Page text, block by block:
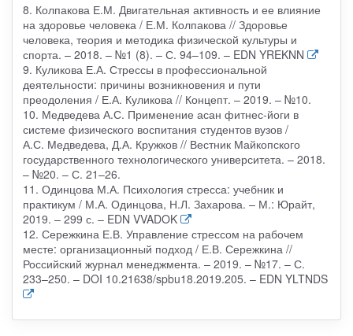
8. Колпакова Е.М. Двигательная активность и ее влияние
на здоровье человека / Е.М. Колпакова // Здоровье
человека, теория и методика физической культуры и
спорта. – 2018. – №1 (8). – С. 94–109. – EDN YREKNN
9. Куликова Е.А. Стрессы в профессиональной
деятельности: причины возникновения и пути
преодоления / Е.А. Куликова // Концепт. – 2019. – №10.
10. Медведева А.С. Применение асан фитнес-йоги в
системе физического воспитания студентов вузов /
А.С. Медведева, Д.А. Кружков // Вестник Майкопского
государственного технологического университета. – 2018.
– №20. – С. 21–26.
11. Одинцова М.А. Психология стресса: учебник и
практикум / М.А. Одинцова, Н.Л. Захарова. – М.: Юрайт,
2019. – 299 с. – EDN VVADOK
12. Сережкина Е.В. Управление стрессом на рабочем
месте: организационный подход / Е.В. Сережкина //
Российский журнал менеджмента. – 2019. – №17. – С.
233–250. – DOI 10.21638/spbu18.2019.205. – EDN YLTNDS